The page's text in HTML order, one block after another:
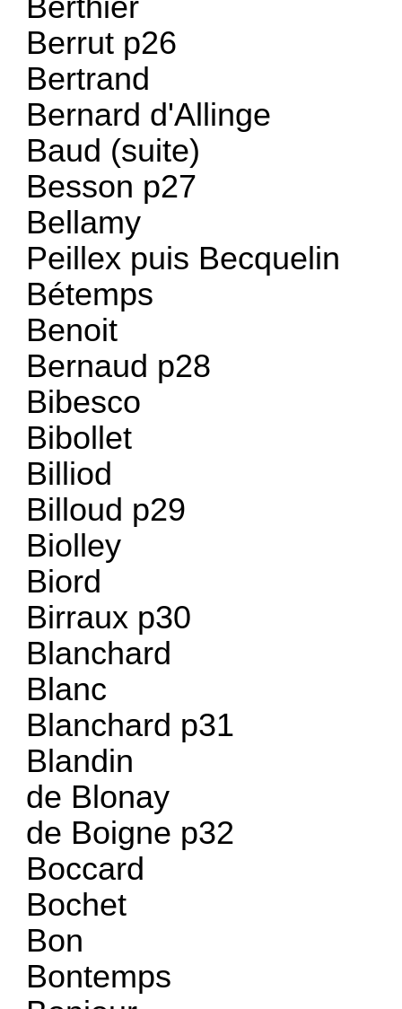
Berrut p26
Bertrand
Bernard d'Allinge
Baud (suite)
Besson p27
Bellamy
Peillex puis Becquelin
Bétemps
Benoit
Bernaud p28
Bibesco
Bibollet
Billiod
Billoud p29
Biolley
Biord
Birraux p30
Blanchard
Blanc
Blanchard p31
Blandin
de Blonay
de Boigne p32
Boccard
Bochet
Bon
Bontemps